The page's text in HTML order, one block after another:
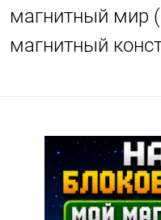
магнитный мир
магнитный